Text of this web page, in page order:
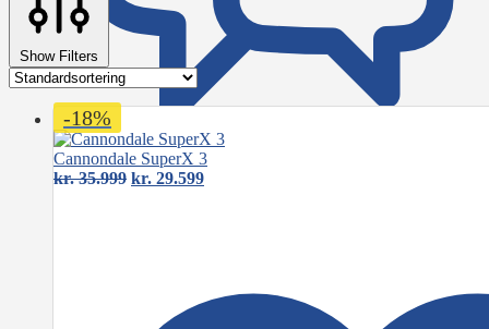
Show Filters
-18%
Cannondale SuperX 3
kr.35.999 Den
kr. 29.599Den